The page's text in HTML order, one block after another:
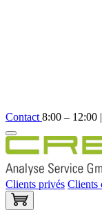
Contact 8:00 – 12:00
Clients privés Clients